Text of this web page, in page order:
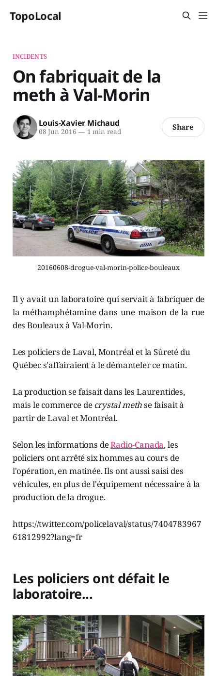
TopoLocal
INCIDENTS
On fabriquait de la
meth à Val-Morin
Louis-Xavier Michaud
08 Jun 2016 —1 min read Share
20160608-drogue-val-morin-police-bouleaux
Il y avait un laboratoire qui servait à fabriquer de
la méthamphétamine dans une maison de la rue
des Bouleaux à Val-Morin.
Les policiers de Laval, Montréal et la Sûreté du
Québec s'affairaient à le démanteler ce matin.
La production se faisait dans les Laurentides,
mais le commerce decrystal methse faisait à
partir de Laval et Montréal.
Selon les informations deRadio-Canada, les
policiers ont arrêté six hommes au cours de
l'opération, en matinée. Ils ont aussi saisi des
véhicules, en plus de l'équipement nécessaire à la
production de la drogue.
https://twitter.com/policelaval/status/7404783967
61812992?lang=fr
Les policiers ont défait le
laboratoire...